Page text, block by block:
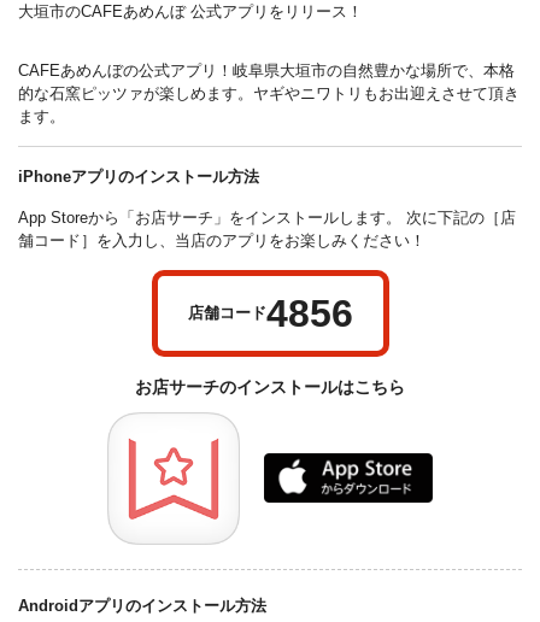
大垣市のCAFEあめんぼ 公式アプリをリリース！
CAFEあめんぼの公式アプリ！岐阜県大垣市の自然豊かな場所で、本格
的な石窯ピッツァが楽しめます。ヤギやニワトリもお出迎えさせて頂き
ます。
iPhoneアプリのインストール方法
App Storeから「お店サーチ」をインストールします。 次に下記の［店
舗コード］を入力し、当店のアプリをお楽しみください！
店舗コード4856
お店サーチのインストールはこちら
Androidアプリのインストール方法